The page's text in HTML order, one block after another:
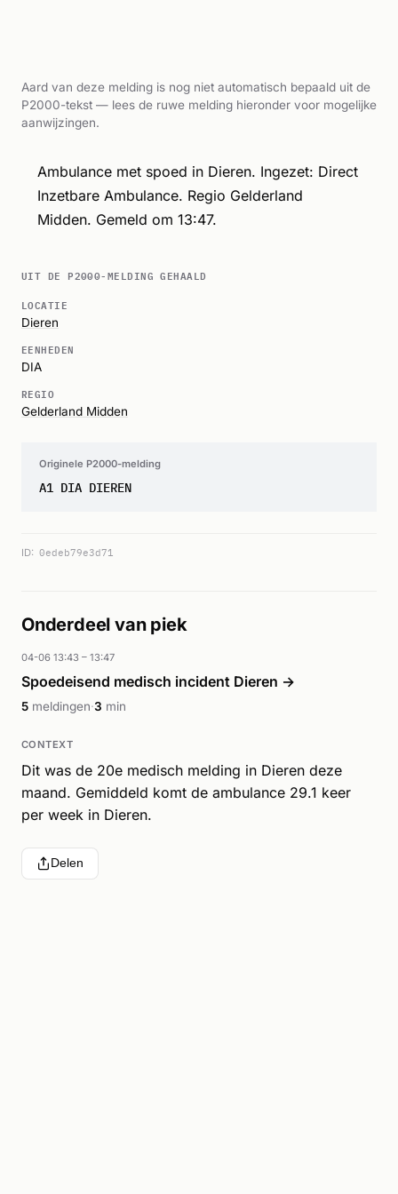
Aard van deze melding is nog niet automatisch bepaald uit de
P2000-tekst — lees de ruwe melding hieronder voor mogelijke
aanwijzingen.
Ambulance met spoed in Dieren. Ingezet: Direct
Inzetbare Ambulance. Regio Gelderland
Midden. Gemeld om 13:47.
UIT DE P2000-MELDING GEHAALD
LOCATIE
Dieren
EENHEDEN
DIA
REGIO
Gelderland Midden
Originele P2000-melding
A1 DIA DIEREN
ID: 0edeb79e3d71
Onderdeel van piek
04-06 13:43 – 13:47
Spoedeisend medisch incident Dieren →
5 meldingen·3 min
CONTEXT
Dit was de 20e medisch melding in Dieren deze
maand. Gemiddeld komt de ambulance 29.1 keer
per week in Dieren.
Delen